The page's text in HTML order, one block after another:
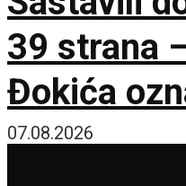
39 strana
Đokića
07.08.2026